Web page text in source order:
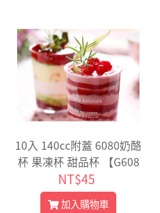
10入 140cc附蓋 6080奶酪
杯 果凍杯 甜品杯 【G608
0】
NT$45
加入購物車